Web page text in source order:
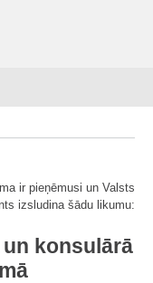
ir pieņēmusi un Valsts
izsludina šādu likumu:
konsulārā